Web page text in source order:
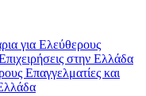
για Ελεύθερους
στην Ελλάδα
Επαγγελματίες και